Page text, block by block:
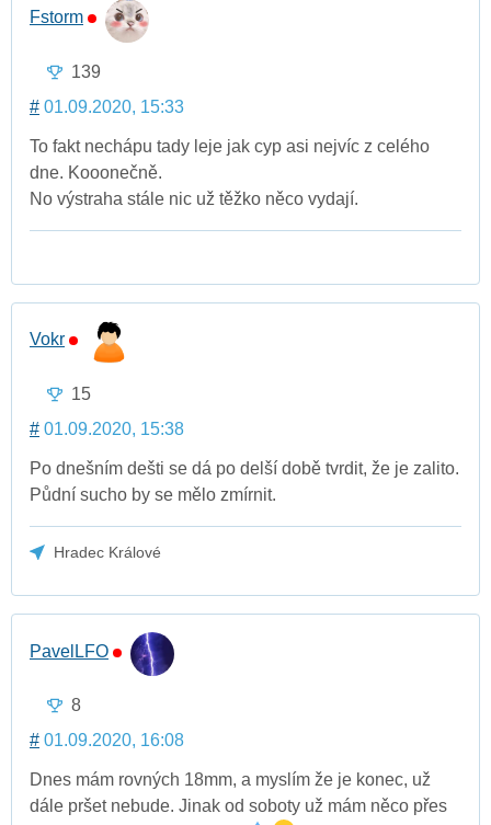
Fstorm
139
# 01.09.2020, 15:33
To fakt nechápu tady leje jak cyp asi nejvíc z celého
dne. Kooonečně.
No výstraha stále nic už těžko něco vydají.
Vokr
15
# 01.09.2020, 15:38
Po dnešním dešti se dá po delší době tvrdit, že je zalito.
Půdní sucho by se mělo zmírnit.
Hradec Králové
PavelLFO
8
# 01.09.2020, 16:08
Dnes mám rovných 18mm, a myslím že je konec, už
dále pršet nebude. Jinak od soboty už mám něco přes